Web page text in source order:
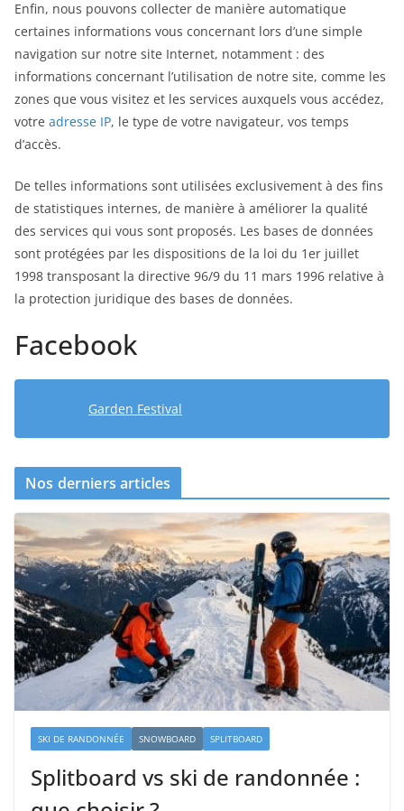
Enfin, nous pouvons collecter de manière automatique
certaines informations vous concernant lors d’une simple
navigation sur notre site Internet, notamment : des
informations concernant l’utilisation de notre site, comme les
zones que vous visitez et les services auxquels vous accédez,
votre adresse IP, le type de votre navigateur, vos temps
d’accès.
De telles informations sont utilisées exclusivement à des fins
de statistiques internes, de manière à améliorer la qualité
des services qui vous sont proposés. Les bases de données
sont protégées par les dispositions de la loi du 1er juillet
1998 transposant la directive 96/9 du 11 mars 1996 relative à
la protection juridique des bases de données.
Facebook
Garden Festival
Nos derniers articles
SKI DE RANDONNÉE SNOWBOARD SPLITBOARD
Splitboard vs ski de randonnée :